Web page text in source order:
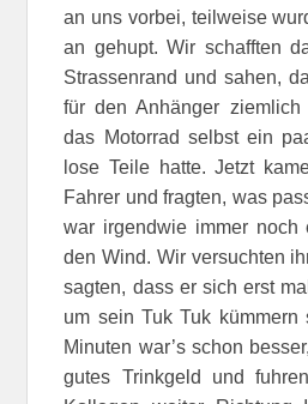
an uns vorbei, teilweise
an gehupt. Wir schafften
Strassenrand und sahen,
für den Anhänger
das Motorrad selbst ein
lose Teile hatte. Jetzt
Fahrer und fragten, was
war irgendwie immer noch
den Wind. Wir versuchten
sagten, dass er sich erst
um sein Tuk Tuk
Minuten war’s schon
gutes Trinkgeld und